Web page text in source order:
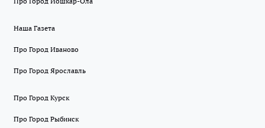
Наша Газета
Про Город Иваново
Про Город Ярославль
Про Город Курск
Про Город Рыбинск